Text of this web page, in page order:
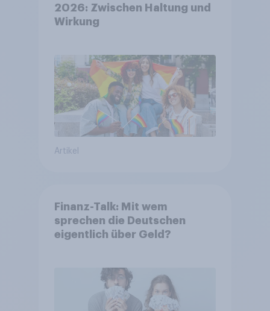
2026: Zwischen Haltung und
Wirkung
Artikel
Finanz-Talk: Mit wem
sprechen die Deutschen
eigentlich über Geld?